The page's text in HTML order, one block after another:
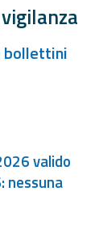
bollettini
valido
nessuna